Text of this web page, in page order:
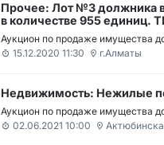
Прочее: Лот №3 должника
в количестве 955 единиц.
количестве 942 единиц.;
Аукцион по продаже имущества
15.12.2020 11:30
г.Алматы
Недвижимость: Нежилые
Аукцион по продаже имущества
02.06.2021 10:00